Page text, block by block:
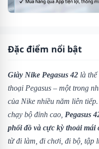
Đặc điểm nổi bật
Giày Nike Pegasus 42 là
thoại Pegasus – một trong
của Nike nhiều năm liên
chạy bộ đỉnh cao, Pegasus
phối đồ và cực kỳ thoải mái
từ đi làm, đi chơi, đi bộ, tập